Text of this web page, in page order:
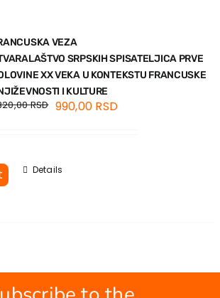
VEZA
SRPSKIH SPISATELJICA PRVE
XX VEKA U KONTEKSTU FRANCUSKE
I KULTURE
RSD 990,00 RSD
Details